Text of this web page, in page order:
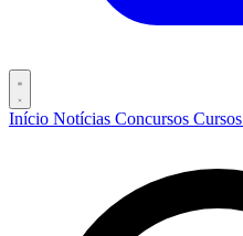
Início Notícias Concursos Cursos